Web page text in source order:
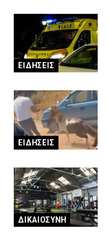
ΕΙΔΗΣΕΙΣ
ΕΙΔΗΣΕΙΣ
ΔΙΚΑΙΟΣΥΝΗ